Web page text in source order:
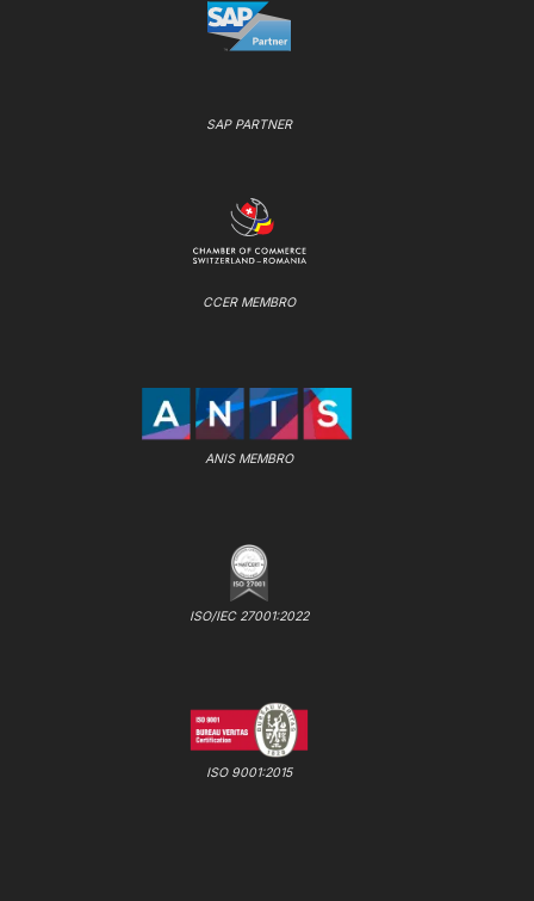
SAP PARTNER
CCER MEMBRO
ANIS MEMBRO
ISO/IEC 27001:2022
ISO 9001:2015